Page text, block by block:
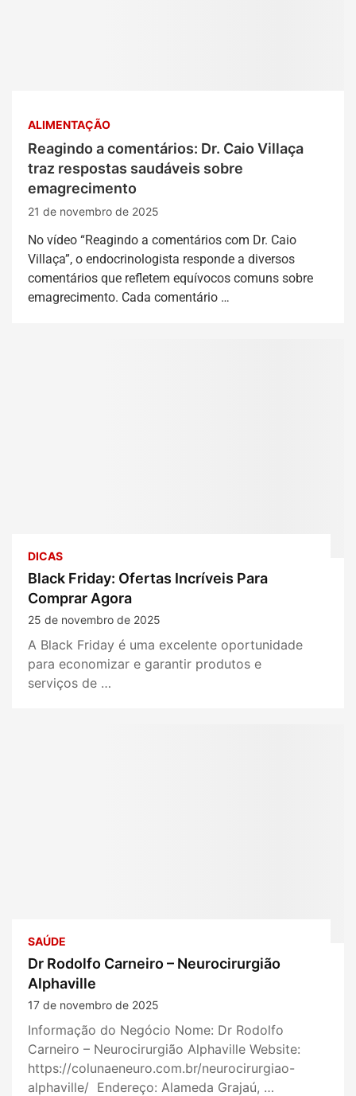
ALIMENTAÇÃO
Reagindo a comentários: Dr. Caio Villaça
traz respostas saudáveis sobre
emagrecimento
21 de novembro de 2025
No vídeo “Reagindo a comentários com Dr. Caio
Villaça”, o endocrinologista responde a diversos
comentários que refletem equívocos comuns sobre
emagrecimento. Cada comentário …
DICAS
Black Friday: Ofertas Incríveis Para
Comprar Agora
25 de novembro de 2025
A Black Friday é uma excelente oportunidade
para economizar e garantir produtos e
serviços de …
SAÚDE
Dr Rodolfo Carneiro – Neurocirurgião
Alphaville
17 de novembro de 2025
Informação do Negócio Nome: Dr Rodolfo
Carneiro – Neurocirurgião Alphaville Website:
https://colunaeneuro.com.br/neurocirurgiao-
alphaville/ Endereço: Alameda Grajaú, …